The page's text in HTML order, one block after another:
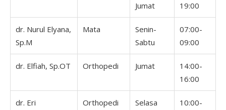
Jumat
19:00
dr. Nurul Elyana,
Sp.M
Mata
Senin-
Sabtu
07:00-
09:00
dr. Elfiah, Sp.OT Orthopedi Jumat
14:00-
16:00
dr. Eri
Orthopedi Selasa
10:00-